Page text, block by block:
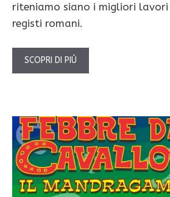
riteniamo siano i migliori
registi romani.
SCOPRI DI PIÙ